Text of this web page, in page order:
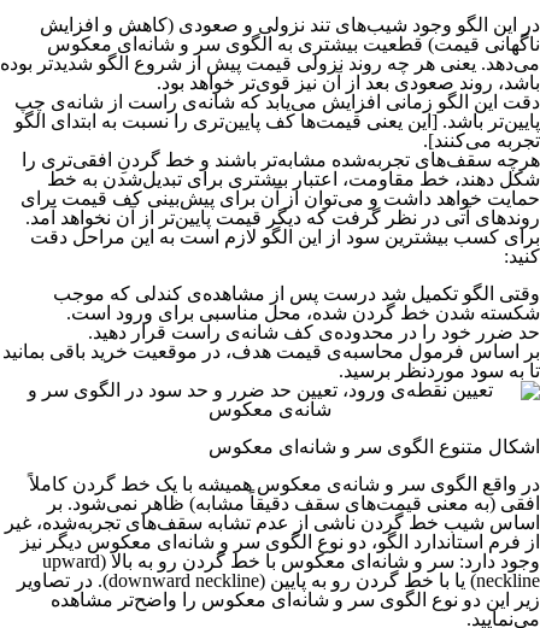
در این الگو وجود شیب‌های تند نزولی و صعودی (کاهش و افزایش
ناگهانی قیمت) قطعیت بیشتری به الگوی سر و شانه‌ای معکوس
می‌دهد. یعنی هر چه روند نزولی قیمت پیش از شروع الگو شدیدتر بوده
باشد، روند صعودی بعد از آن نیز قوی‌تر خواهد بود.
دقت این الگو زمانی افزایش می‌یابد که شانه‌ی راست از شانه‌ی چپ
پایین‌تر باشد. [این یعنی قیمت‌ها کف پایین‌تری را نسبت به ابتدای الگو
تجربه می‌کنند].
هرچه سقف‌های تجربه‌شده مشابه‌تر باشند و خط گردنِ افقی‌تری را
شکل دهند، خط مقاومت، اعتبار بیشتری برای تبدیل‌شدن به خط
حمایت خواهد داشت و می‌توان از آن برای پیش‌بینی کف قیمت برای
روندهای آتی در نظر گرفت که دیگر قیمت پایین‌تر از آن نخواهد آمد.
برای کسب بیشترین سود از این الگو لازم است به این مراحل دقت
کنید:
وقتی الگو تکمیل شد درست پس از مشاهده‌ی کندلی که موجب
شکسته شدن خط گردن شده، محل مناسبی برای ورود است.
حد ضرر خود را در محدوده‌ی کف شانه‌ی راست قرار دهید.
بر اساس فرمول محاسبه‌ی قیمت هدف، در موقعیت خرید باقی بمانید
تا به سود موردنظر برسید.
اشکال متنوع الگوی سر و شانه‌ای معکوس
در واقع الگوی سر و شانه‌ی معکوس همیشه با یک خط گردن کاملاً
افقی (به معنی قیمت‌های سقف دقیقاً مشابه) ظاهر نمی‌شود. بر
اساس شیب خط گردن ناشی از عدم تشابه سقف‌های تجربه‌شده، غیر
از فرم استاندارد الگو، دو نوع الگوی سر و شانه‌ای معکوس دیگر نیز
وجود دارد: سر و شانه‌ای معکوس با خط گردن رو به بالا (upward
neckline) یا با خط گردن رو به پایین (downward neckline). در تصاویر
زیر این دو نوع الگوی سر و شانه‌ای معکوس را واضح‌تر مشاهده
می‌نمایید.